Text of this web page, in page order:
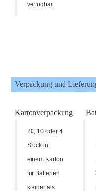
verfügbar.
Verpackung und
Kartonverpackung
20, 10 oder 4
Stück in
einem Karton
für Batterien
kleiner als